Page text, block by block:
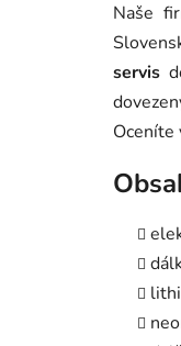
Naše
servis
Oceníte